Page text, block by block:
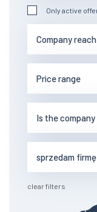
Only active
clear filters